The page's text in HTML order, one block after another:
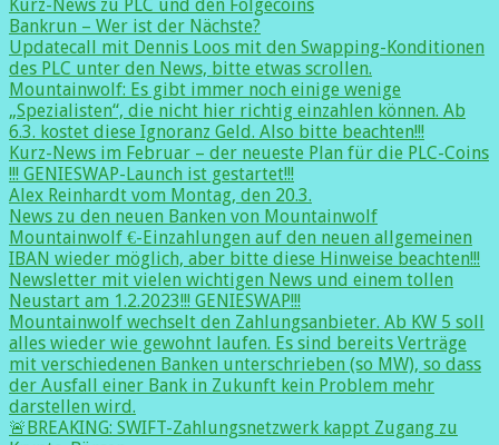
Kurz-News zu PLC und den Folgecoins
Bankrun – Wer ist der Nächste?
Updatecall mit Dennis Loos mit den Swapping-Konditionen
des PLC unter den News, bitte etwas scrollen.
Mountainwolf: Es gibt immer noch einige wenige
„Spezialisten“, die nicht hier richtig einzahlen können. Ab
6.3. kostet diese Ignoranz Geld. Also bitte beachten!!!
Kurz-News im Februar – der neueste Plan für die PLC-Coins
!!! GENIESWAP-Launch ist gestartet!!!
Alex Reinhardt vom Montag, den 20.3.
News zu den neuen Banken von Mountainwolf
Mountainwolf €-Einzahlungen auf den neuen allgemeinen
IBAN wieder möglich, aber bitte diese Hinweise beachten!!!
Newsletter mit vielen wichtigen News und einem tollen
Neustart am 1.2.2023!!! GENIESWAP!!!
Mountainwolf wechselt den Zahlungsanbieter. Ab KW 5 soll
alles wieder wie gewohnt laufen. Es sind bereits Verträge
mit verschiedenen Banken unterschrieben (so MW), so dass
der Ausfall einer Bank in Zukunft kein Problem mehr
darstellen wird.
🚨BREAKING: SWIFT-Zahlungsnetzwerk kappt Zugang zu